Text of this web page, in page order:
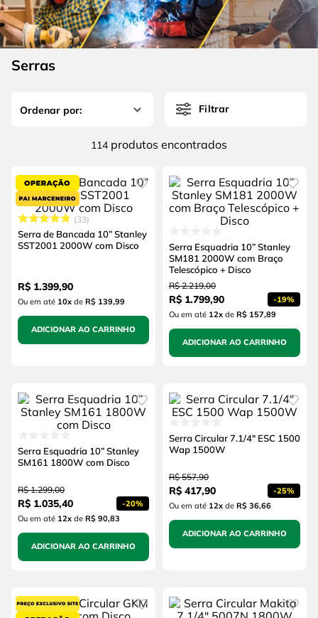
Serras
Filtrar
114 produtos
33
Serra de Bancada 10” Stanley
SST2001 2000W com Disco
R$ 1.399,90
Ou em até 10xde R$ 139,99
ADICIONAR AO CARRINHO
Serra Esquadria 10” Stanley
SM181 2000W com Braço
Telescópico + Disco
R$ 2.219,00
R$ 1.799,90 -19%
Ou em até 12xde R$ 157,89
ADICIONAR AO CARRINHO
Serra Esquadria 10” Stanley
SM161 1800W com Disco
R$ 1.299,00
R$ 1.035,40 -20%
Ou em até 12xde R$ 90,83
ADICIONAR AO CARRINHO
Serra Circular 7.1/4" ESC 1500
Wap 1500W
R$ 557,90
R$ 417,90 -25%
Ou em até 12xde R$ 36,66
ADICIONAR AO CARRINHO
6º fio
7º chave impacto
8º
serra copo
4 º escada
5º serra circular
º
disco corte